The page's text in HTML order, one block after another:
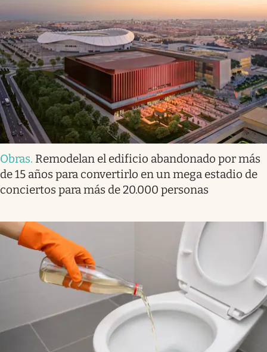
Obras. Remodelan el edificio abandonado por más
de 15 años para convertirlo en un mega estadio de
conciertos para más de 20.000 personas